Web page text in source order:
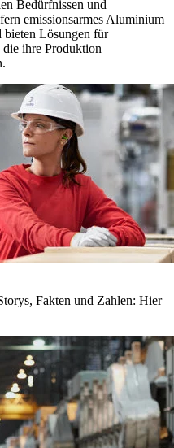
Bedürfnissen und
emissionsarmes Aluminium
bieten Lösungen für
die ihre Produktion
Fakten und Zahlen: Hier